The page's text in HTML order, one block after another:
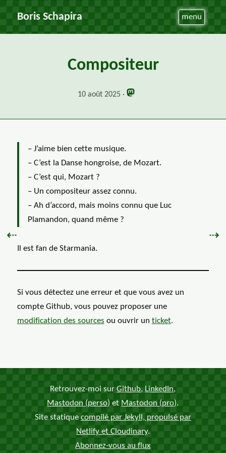
Boris Schapira menu
Compositeur
10 août 2025
– J’aime bien cette musique.
– C’est la Danse hongroise, de Mozart.
– C’est qui, Mozart ?
– Un compositeur assez connu.
– Ah d’accord, mais moins connu que Luc
Plamandon, quand même ?
Il est fan de Starmania.
Si vous détectez une erreur et que vous avez un
compte Github, vous pouvez proposer une
modification des sources ou ouvrir un ticket.
Précédent :
⇠ ⇢
Retrouvez-moi surGithub, LinkedIn,
Mastodon (perso) et Mastodon (pro).
Site statique compilé par Jekyll, propulsé par
Netlify et Cloudinary.
Abonnez-vous au flux